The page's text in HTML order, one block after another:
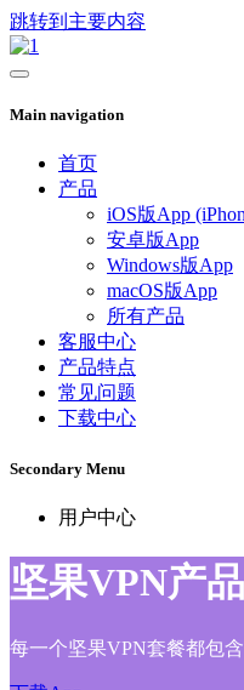
跳转到主要内容
Main navigation
首页
产品
iOS版App
安卓版App
Windows版App
macOS版App
所有产品
客服中心
产品特点
常见问题
下载中心
Secondary Menu
用户中心
坚果VPN产
每一个坚果VPN套餐都包